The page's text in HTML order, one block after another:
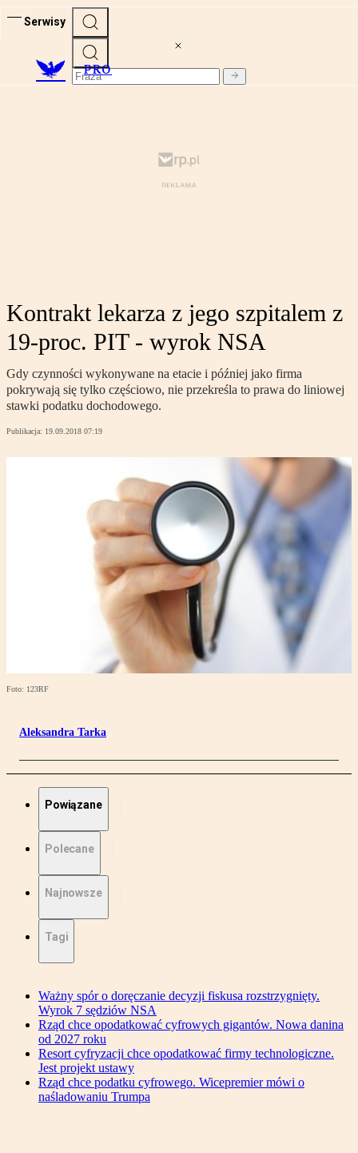
Serwisy
PRO
Kontrakt lekarza z jego szpitalem z
19-proc. PIT - wyrok NSA
Gdy czynności wykonywane na etacie i później jako firma
pokrywają się tylko częściowo, nie przekreśla to prawa do liniowej
stawki podatku dochodowego.
Publikacja: 19.09.2018 07:19
Foto: 123RF
Aleksandra Tarka
Powiązane
Polecane
Najnowsze
Tagi
Ważny spór o doręczanie decyzji fiskusa rozstrzygnięty.
Wyrok 7 sędziów NSA
Rząd chce opodatkować cyfrowych gigantów. Nowa danina
od 2027 roku
Resort cyfryzacji chce opodatkować firmy technologiczne.
Jest projekt ustawy
Rząd chce podatku cyfrowego. Wicepremier mówi o
naśladowaniu Trumpa